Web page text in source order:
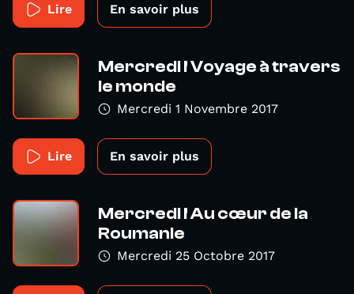
Lire En savoir plus
Mercredi ! Voyage à travers
le monde
Mercredi 1 Novembre 2017
Lire En savoir plus
Mercredi ! Au cœur de la
Roumanie
Mercredi 25 Octobre 2017